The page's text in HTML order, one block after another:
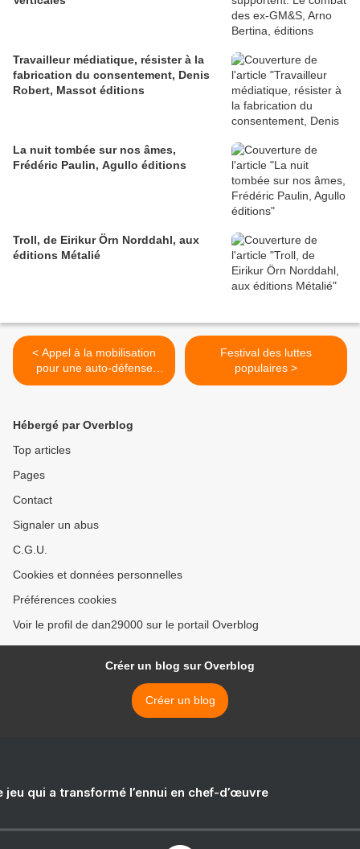
Travailleur médiatique, résister à la
fabrication du consentement, Denis
Robert, Massot éditions
La nuit tombée sur nos âmes,
Frédéric Paulin, Agullo éditions
Troll, de Eirikur Örn Norddahl, aux
éditions Métalié
< Appel à la mobilisation
pour une auto-défense
populaire face aux dangers
Festival des luttes
populaires >
Hébergé par Overblog
Top articles
Pages
Contact
Signaler un abus
C.G.U.
Cookies et données personnelles
Préférences cookies
Voir le profil de dan29000 sur le portail Overblog
Créer un blog sur Overblog
Créer un blog
jeu qui a transformé l’ennui en chef-d’œuvre